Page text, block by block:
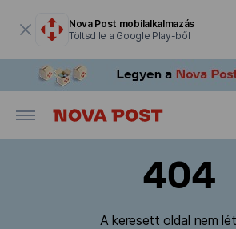
Nova Post mobilalkalmazás
Töltsd le a Google Play-ből
404
A keresett oldal nem